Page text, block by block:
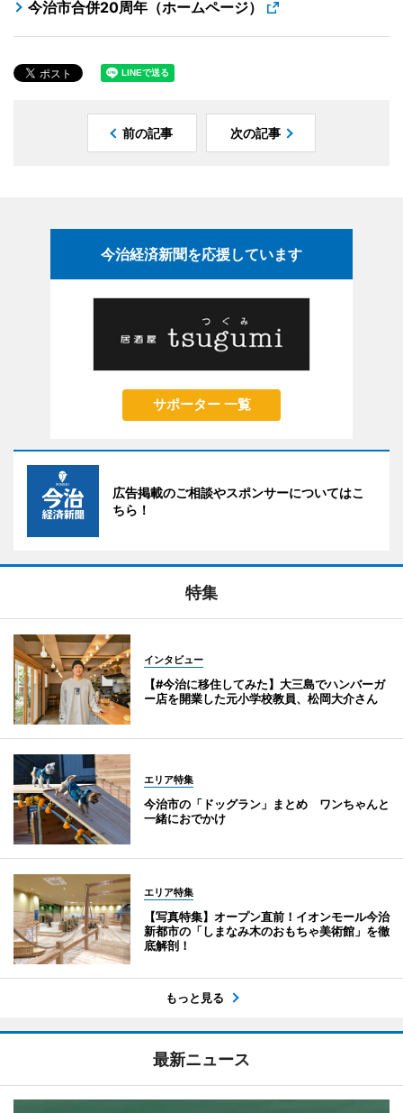
今治市合併20周年（ホームページ）
前の記事 次の記事
今治経済新聞を応援しています
サポーター 一覧
広告掲載のご相談やスポンサーについてはこ
ちら！
特集
インタビュー
【#今治に移住してみた】大三島でハンバーガ
ー店を開業した元小学校教員、松岡大介さん
エリア特集
今治市の「ドッグラン」まとめ ワンちゃんと
一緒におでかけ
エリア特集
【写真特集】オープン直前！イオンモール今治
新都市の「しまなみ木のおもちゃ美術館」を徹
底解剖！
もっと見る
最新ニュース